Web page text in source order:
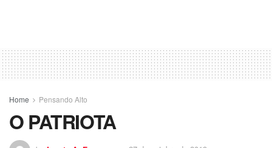
Home Pensando Alto
O PATRIOTA